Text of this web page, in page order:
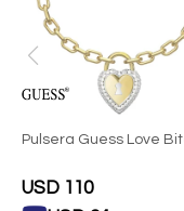
Pulsera Guess Love
USD 110